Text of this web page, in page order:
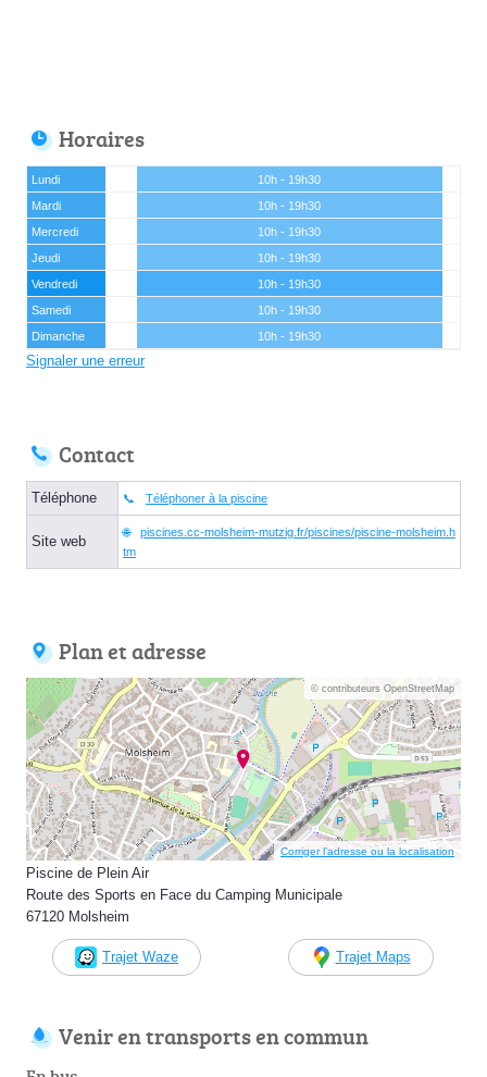
Horaires
Lundi
10h - 19h30
Mardi
10h - 19h30
Mercredi
10h - 19h30
Jeudi
10h - 19h30
Vendredi
10h - 19h30
Samedi
10h - 19h30
Dimanche
10h - 19h30
Signaler une erreur
Contact
Téléphone Téléphoner à la piscine
Site web
piscines.cc-molsheim-mutzig.fr/piscines/piscine-molsheim.h
tm
Plan et adresse
© contributeurs OpenStreetMap
Corriger l’adresse ou la localisation
Piscine de Plein Air
Route des Sports en Face du Camping Municipale
67120 Molsheim
Trajet Waze Trajet Maps
Venir en transports en commun